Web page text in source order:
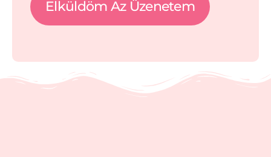
Elküldöm Az Üzenetem